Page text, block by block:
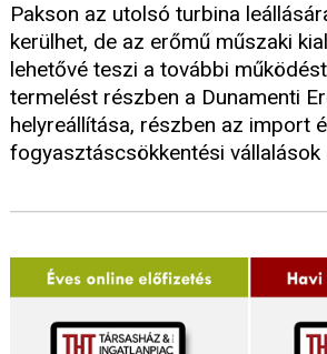
Pakson az utolsó turbina
kerülhet, de az erőmű műszaki
lehetővé teszi a további
termelést részben a Dunamenti
helyreállítása, részben az import
fogyasztáscsökkentési vállalások